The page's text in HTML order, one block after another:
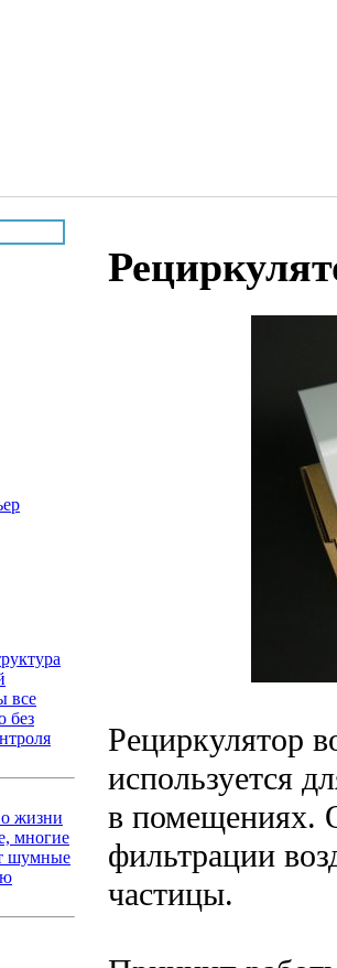
все
без
о жизни
многие
шумные
Рециркулятор
используется
в помещениях.
фильтрации
частицы.